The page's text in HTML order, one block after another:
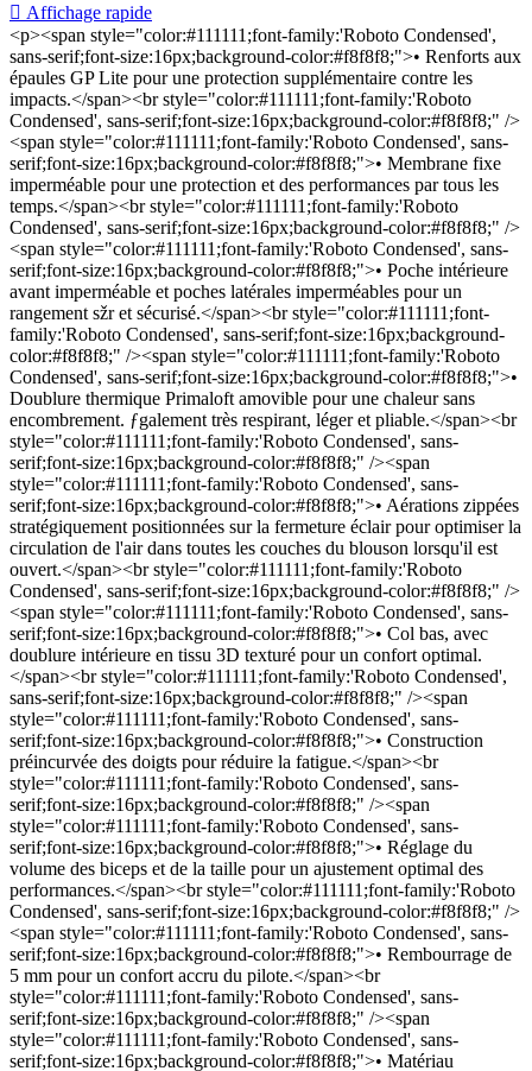
 Affichage rapide
<p><span style="color:#111111;font-family:'Roboto Condensed',
sans-serif;font-size:16px;background-color:#f8f8f8;">• Renforts aux
épaules GP Lite pour une protection supplémentaire contre les
impacts.</span><br style="color:#111111;font-family:'Roboto
Condensed', sans-serif;font-size:16px;background-color:#f8f8f8;" />
<span style="color:#111111;font-family:'Roboto Condensed', sans-
serif;font-size:16px;background-color:#f8f8f8;">• Membrane fixe
imperméable pour une protection et des performances par tous les
temps.</span><br style="color:#111111;font-family:'Roboto
Condensed', sans-serif;font-size:16px;background-color:#f8f8f8;" />
<span style="color:#111111;font-family:'Roboto Condensed', sans-
serif;font-size:16px;background-color:#f8f8f8;">• Poche intérieure
avant imperméable et poches latérales imperméables pour un
rangement sžr et sécurisé.</span><br style="color:#111111;font-
family:'Roboto Condensed', sans-serif;font-size:16px;background-
color:#f8f8f8;" /><span style="color:#111111;font-family:'Roboto
Condensed', sans-serif;font-size:16px;background-color:#f8f8f8;">•
Doublure thermique Primaloft amovible pour une chaleur sans
encombrement. ƒgalement très respirant, léger et pliable.</span><br
style="color:#111111;font-family:'Roboto Condensed', sans-
serif;font-size:16px;background-color:#f8f8f8;" /><span
style="color:#111111;font-family:'Roboto Condensed', sans-
serif;font-size:16px;background-color:#f8f8f8;">• Aérations zippées
stratégiquement positionnées sur la fermeture éclair pour optimiser la
circulation de l'air dans toutes les couches du blouson lorsqu'il est
ouvert.</span><br style="color:#111111;font-family:'Roboto
Condensed', sans-serif;font-size:16px;background-color:#f8f8f8;" />
<span style="color:#111111;font-family:'Roboto Condensed', sans-
serif;font-size:16px;background-color:#f8f8f8;">• Col bas, avec
doublure intérieure en tissu 3D texturé pour un confort optimal.
</span><br style="color:#111111;font-family:'Roboto Condensed',
sans-serif;font-size:16px;background-color:#f8f8f8;" /><span
style="color:#111111;font-family:'Roboto Condensed', sans-
serif;font-size:16px;background-color:#f8f8f8;">• Construction
préincurvée des doigts pour réduire la fatigue.</span><br
style="color:#111111;font-family:'Roboto Condensed', sans-
serif;font-size:16px;background-color:#f8f8f8;" /><span
style="color:#111111;font-family:'Roboto Condensed', sans-
serif;font-size:16px;background-color:#f8f8f8;">• Réglage du
volume des biceps et de la taille pour un ajustement optimal des
performances.</span><br style="color:#111111;font-family:'Roboto
Condensed', sans-serif;font-size:16px;background-color:#f8f8f8;" />
<span style="color:#111111;font-family:'Roboto Condensed', sans-
serif;font-size:16px;background-color:#f8f8f8;">• Rembourrage de
5 mm pour un confort accru du pilote.</span><br
style="color:#111111;font-family:'Roboto Condensed', sans-
serif;font-size:16px;background-color:#f8f8f8;" /><span
style="color:#111111;font-family:'Roboto Condensed', sans-
serif;font-size:16px;background-color:#f8f8f8;">• Matériau